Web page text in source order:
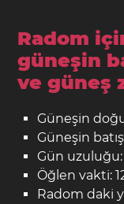
Radom
güneşin
ve güneş
Güneşin
Güneşin
Gün uzuluğu:
Öğlen vakti:
Radom daki